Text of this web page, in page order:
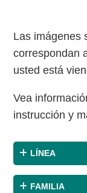
Las imágenes
correspondan
usted está
Vea
instrucción y
LÍNEA
FAMILIA